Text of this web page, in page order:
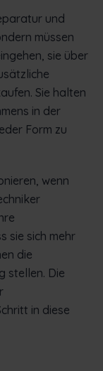
und
müssen
sie über
Sie halten
in der
Form zu
wenn
sie sich mehr
die
stellen. Die
in diese